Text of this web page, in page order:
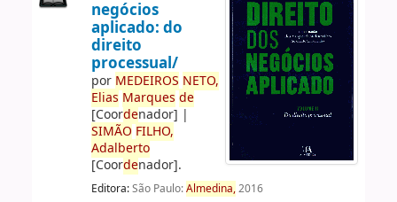
negócios
aplicado: do
direito
processual/
por MEDEIROS NETO,
Elias Marques de
[Coordenador] |
SIMÃO FILHO,
Adalberto
[Coordenador].
Editora:São Paulo:Almedina,2016